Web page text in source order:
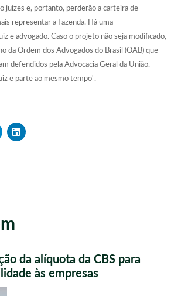
juízes e, portanto, perderão a carteira de
representar a Fazenda. Há uma
e advogado. Caso o projeto não seja modificado,
da Ordem dos Advogados do Brasil (OAB) que
defendidos pela Advocacia Geral da União.
e parte ao mesmo tempo".
da alíquota da CBS para
às empresas